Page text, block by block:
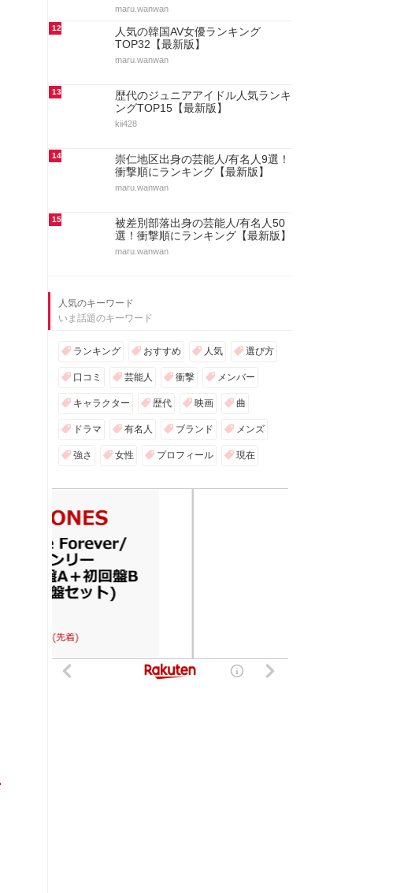
maru.wanwan
12
人気の韓国AV女優ランキング
TOP32【最新版】
maru.wanwan
13
歴代のジュニアアイドル人気ランキ
ングTOP15【最新版】
kii428
14
崇仁地区出身の芸能人/有名人9選！
衝撃順にランキング【最新版】
maru.wanwan
15
被差別部落出身の芸能人/有名人50
選！衝撃順にランキング【最新版】
maru.wanwan
人気のキーワード
いま話題のキーワード
ランキング おすすめ 人気 選び方
口コミ 芸能人 衝撃 メンバー
キャラクター 歴代 映画 曲
ドラマ 有名人 ブランド メンズ
強さ 女性 プロフィール 現在